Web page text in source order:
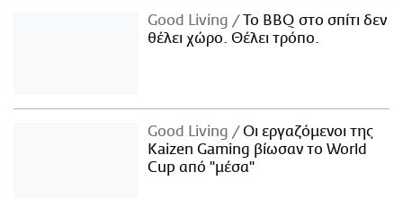
Good Living
Το BBQ στο σπίτι δεν
θέλει χώρο. Θέλει τρόπο.
Good Living
Οι εργαζόμενοι της
Kaizen Gaming βίωσαν το World
Cup από "μέσα"